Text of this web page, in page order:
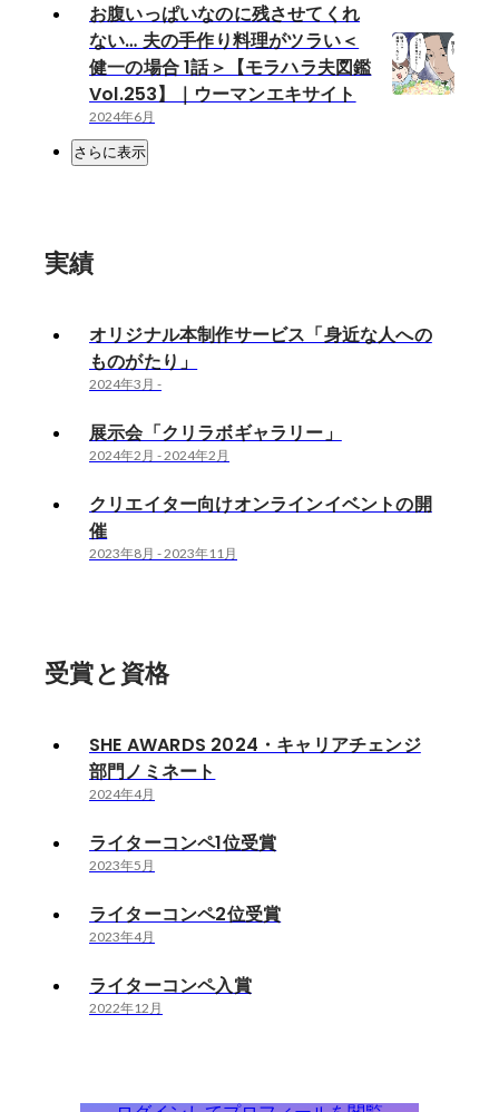
お腹いっぱいなのに残させてくれ
ない… 夫の手作り料理がツラい＜
健一の場合 1話＞【モラハラ夫図鑑
Vol.253】｜ウーマンエキサイト
2024年6月
さらに表示
実績
オリジナル本制作サービス「身近な人への
ものがたり」
2024年3月 -
展示会「クリラボギャラリー」
2024年2月 -2024年2月
クリエイター向けオンラインイベントの開
催
2023年8月 -2023年11月
受賞と資格
SHE AWARDS 2024・キャリアチェンジ
部門ノミネート
2024年4月
ライターコンペ1位受賞
2023年5月
ライターコンペ2位受賞
2023年4月
ライターコンペ入賞
2022年12月